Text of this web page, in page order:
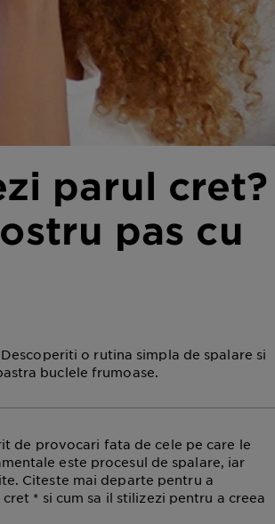
parul cret?
pas cu
o rutina simpla de spalare si
buclele frumoase.
de provocari fata de cele pe care le
este procesul de spalare, iar
Citeste mai departe pentru a
* si cum sa il stilizezi pentru a creea